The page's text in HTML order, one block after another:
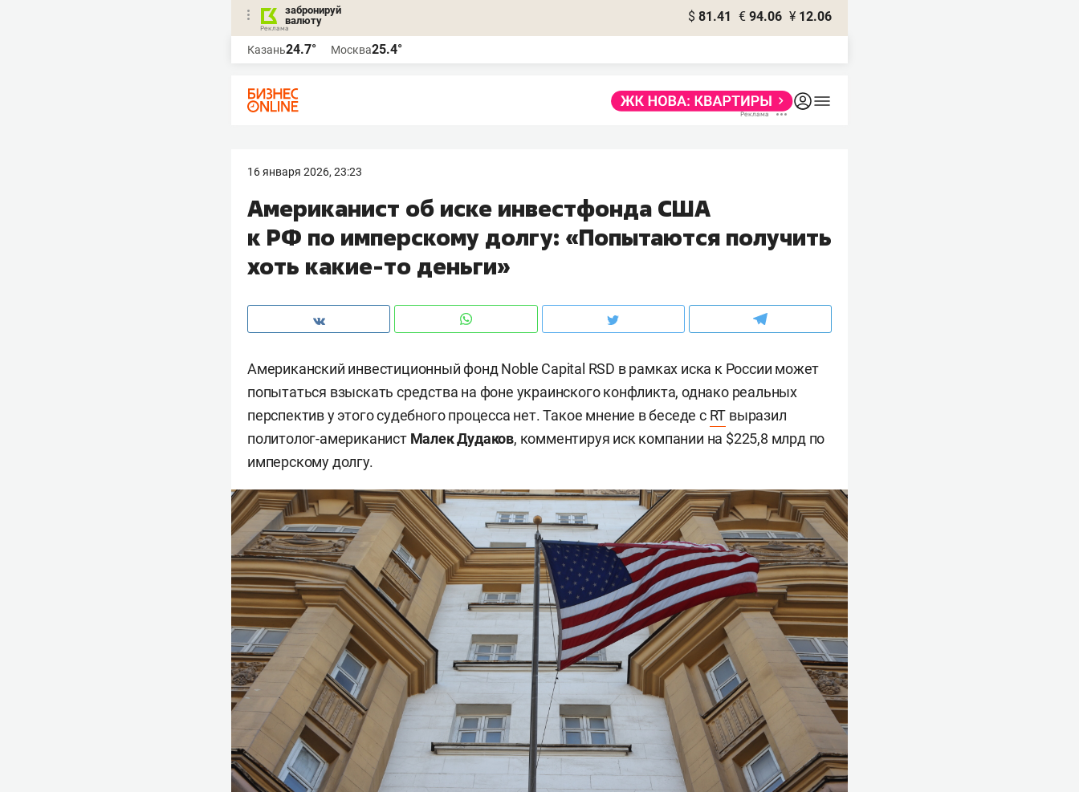
забронируй
валюту
$ 81.41 € 94.06 ¥ 12.06
Казань24.7° Москва25.4°
16 января 2026, 23:23
Американист об иске инвестфонда США
к РФ по имперскому долгу: «Попытаются получить
хоть какие-то деньги»
Американский инвестиционный фонд Noble Capital RSD в рамках иска к России может
попытаться взыскать средства на фоне украинского конфликта, однако реальных
перспектив у этого судебного процесса нет. Такое мнение в беседе с RT выразил
политолог-американист Малек Дудаков, комментируя иск компании на $225,8 млрд по
имперскому долгу.